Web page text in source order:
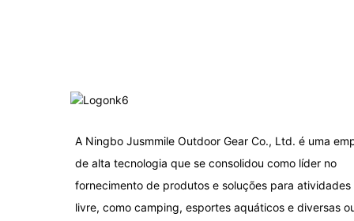
A Ningbo Jusmmile Outdoor Gear Co., Ltd. é uma
de alta tecnologia que se consolidou como líder no
fornecimento de produtos e soluções para atividades
livre, como camping, esportes aquáticos e diversas